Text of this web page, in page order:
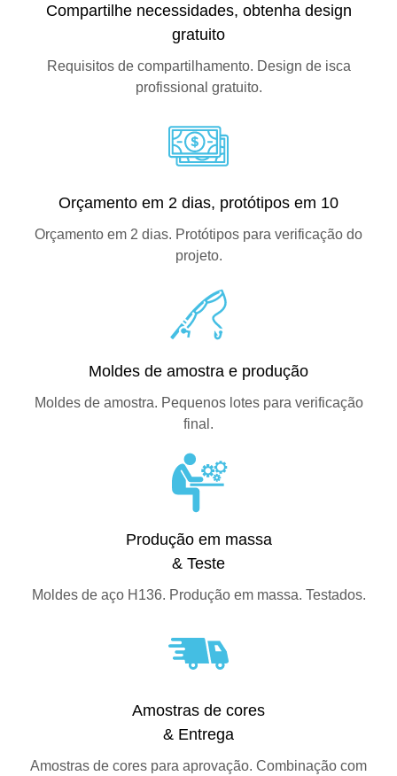
Compartilhe necessidades, obtenha design
gratuito
Requisitos de compartilhamento. Design de isca
profissional gratuito.
Orçamento em 2 dias, protótipos em 10
Orçamento em 2 dias. Protótipos para verificação do
projeto.
Moldes de amostra e produção
Moldes de amostra. Pequenos lotes para verificação
final.
Produção em massa
& Teste
Moldes de aço H136. Produção em massa. Testados.
Amostras de cores
& Entrega
Amostras de cores para aprovação. Combinação com